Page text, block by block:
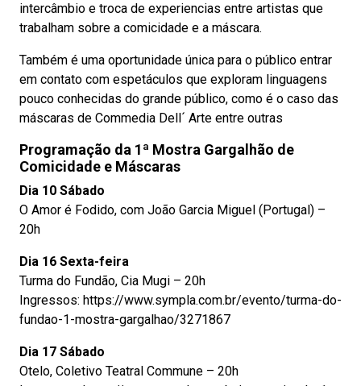
intercâmbio e troca de experiencias entre artistas que
trabalham sobre a comicidade e a máscara.
Também é uma oportunidade única para o público entrar
em contato com espetáculos que exploram linguagens
pouco conhecidas do grande público, como é o caso das
máscaras de Commedia Dell´ Arte entre outras
Programação da 1ª Mostra Gargalhão de
Comicidade e Máscaras
Dia 10 Sábado
O Amor é Fodido, com João Garcia Miguel (Portugal) –
20h
Dia 16 Sexta-feira
Turma do Fundão, Cia Mugi – 20h
Ingressos: https://www.sympla.com.br/evento/turma-do-
fundao-1-mostra-gargalhao/3271867
Dia 17 Sábado
Otelo, Coletivo Teatral Commune – 20h